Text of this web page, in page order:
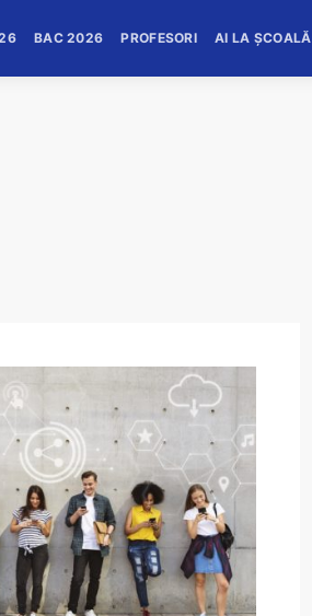
BAC 2026 PROFESORI AI LA ȘCOALĂ